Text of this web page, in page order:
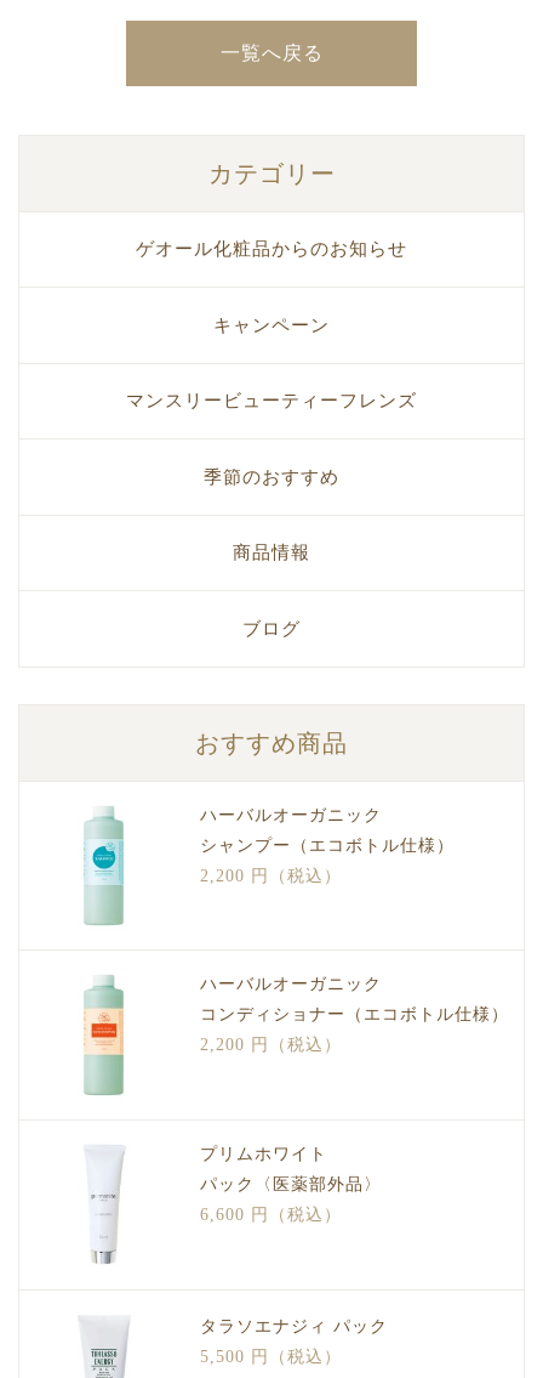
一覧へ戻る
カテゴリー
ゲオール化粧品からのお知らせ
キャンペーン
マンスリービューティーフレンズ
季節のおすすめ
商品情報
ブログ
おすすめ商品
ハーバルオーガニック
シャンプー（エコボトル仕様）
2,200 円（税込）
ハーバルオーガニック
コンディショナー（エコボトル仕様）
2,200 円（税込）
プリムホワイト
パック〈医薬部外品〉
6,600 円（税込）
タラソエナジィ パック
5,500 円（税込）